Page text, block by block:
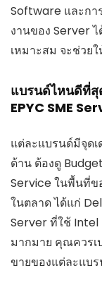
Software และกา
งานของ Server
เหมาะสม จะช่วย
แบรนด์ไหนดีที่
EPYC SME
แต่ละแบรนด์มีจุด
ด้าน ต้องดู
Service ในพื้นที่
ในตลาด ได้แก่
Server ที่ใช้ Intel
มากมาย คุณควรเ
ขายของแต่ละแบ